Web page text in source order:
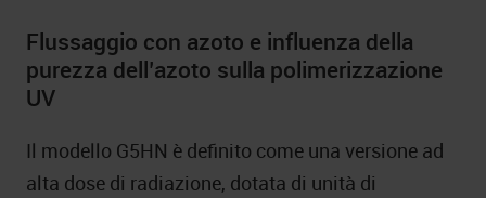
Flussaggio con azoto e influenza della
purezza dell’azoto sulla polimerizzazione
UV
Il modello G5HN è definito come una versione ad
alta dose di radiazione, dotata di unità di